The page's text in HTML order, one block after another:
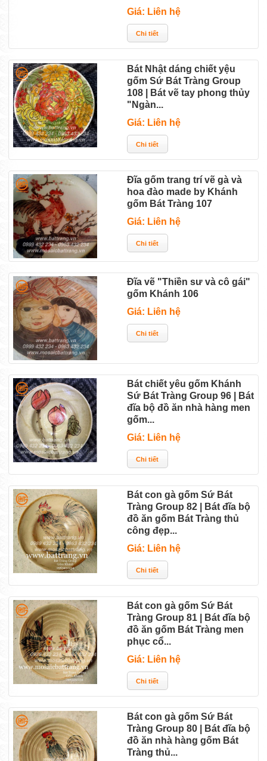
Giá: Liên hệ
Bát Nhật dáng chiết yệu
gốm Sứ Bát Tràng Group
108 | Bát vẽ tay phong thủy
"Ngàn...
Giá: Liên hệ
Đĩa gốm trang trí vẽ gà và
hoa đào made by Khánh
gốm Bát Tràng 107
Giá: Liên hệ
Đĩa vẽ "Thiền sư và cô gái"
gốm Khánh 106
Giá: Liên hệ
Bát chiết yêu gốm Khánh
Sứ Bát Tràng Group 96 | Bát
đĩa bộ đồ ăn nhà hàng men
gốm...
Giá: Liên hệ
Bát con gà gốm Sứ Bát
Tràng Group 82 | Bát đĩa bộ
đồ ăn gốm Bát Tràng thủ
công đẹp...
Giá: Liên hệ
Bát con gà gốm Sứ Bát
Tràng Group 81 | Bát đĩa bộ
đồ ăn gốm Bát Tràng men
phục cổ...
Giá: Liên hệ
Bát con gà gốm Sứ Bát
Tràng Group 80 | Bát đĩa bộ
đồ ăn nhà hàng gốm Bát
Tràng thủ...